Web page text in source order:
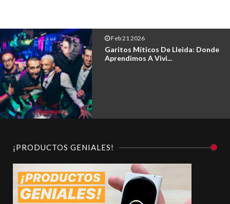
Feb 21 2026
Garitos Míticos De Lleida: Donde
Aprendimos A Vivi...
¡PRODUCTOS GENIALES!